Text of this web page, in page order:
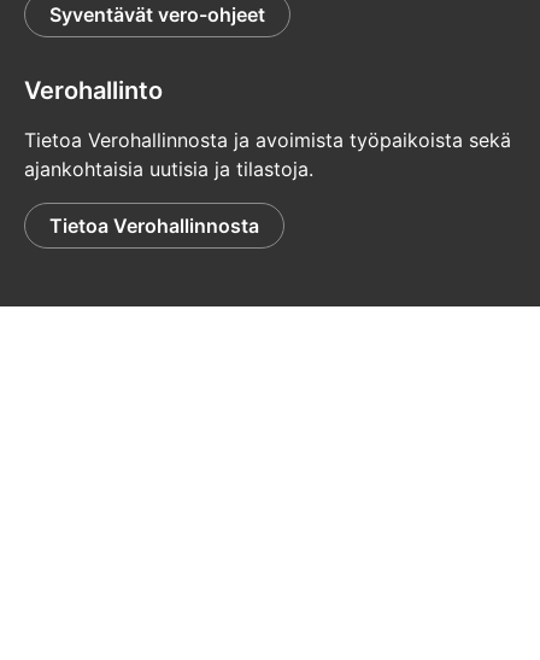
Syventävät vero-ohjeet
Verohallinto
Tietoa Verohallinnosta ja avoimista työpaikoista sekä
ajankohtaisia uutisia ja tilastoja.
Tietoa Verohallinnosta